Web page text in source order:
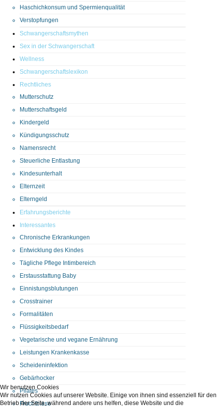
Haschichkonsum und Spermienqualität
Verstopfungen
Schwangerschaftsmythen
Sex in der Schwangerschaft
Wellness
Schwangerschaftslexikon
Rechtliches
Mutterschutz
Mutterschaftsgeld
Kindergeld
Kündigungsschutz
Namensrecht
Steuerliche Entlastung
Kindesunterhalt
Elternzeit
Elterngeld
Erfahrungsberichte
Interessantes
Chronische Erkrankungen
Entwicklung des Kindes
Tägliche Pflege Intimbereich
Erstausstattung Baby
Einnistungsblutungen
Crosstrainer
Formalitäten
Flüssigkeitsbedarf
Vegetarische und vegane Ernährung
Leistungen Krankenkasse
Scheideninfektion
Gebärhocker
Pilates
Fruchtblase
Wir benutzen Cookies
Wir nutzen Cookies auf unserer Website. Einige von ihnen sind essenziell für den
Betrieb der Seite, während andere uns helfen, diese Website und die